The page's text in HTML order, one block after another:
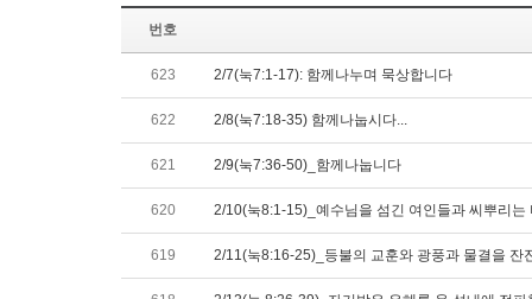
번호
623 2/7(눅7:1-17): 함께나누며 묵상합니다
622 2/8(눅7:18-35) 함께나눕시다...
621 2/9(눅7:36-50)_함께나눕니다
620 2/10(눅8:1-15)_예수님을 섬긴 여인들과 씨뿌리는
619 2/11(눅8:16-25)_등불의 교훈와 광풍과 물결을 잔